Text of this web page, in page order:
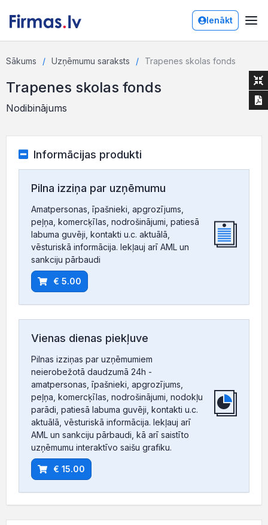
Ienākt
Sākums Uzņēmumu saraksts Trapenes skolas fonds
Trapenes skolas fonds
Nodibinājums
Informācijas produkti
Pilna izziņa par uzņēmumu
Amatpersonas, īpašnieki, apgrozījums,
peļņa, komercķīlas, nodrošinājumi, patiesā
labuma guvēji, kontakti u.c. aktuālā,
vēsturiskā informācija. Iekļauj arī AML un
sankciju pārbaudi
€ 5.00
Vienas dienas piekļuve
Pilnas izziņas par uzņēmumiem
neierobežotā daudzumā 24h -
amatpersonas, īpašnieki, apgrozījums,
peļņa, komercķīlas, nodrošinājumi, nodokļu
parādi, patiesā labuma guvēji, kontakti u.c.
aktuālā, vēsturiskā informācija. Iekļauj arī
AML un sankciju pārbaudi, kā arī saistīto
uzņēmumu interaktīvo saišu grafiku.
€ 15.00